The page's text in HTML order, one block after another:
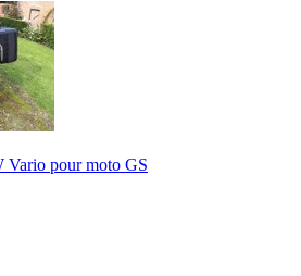
Vario pour moto GS